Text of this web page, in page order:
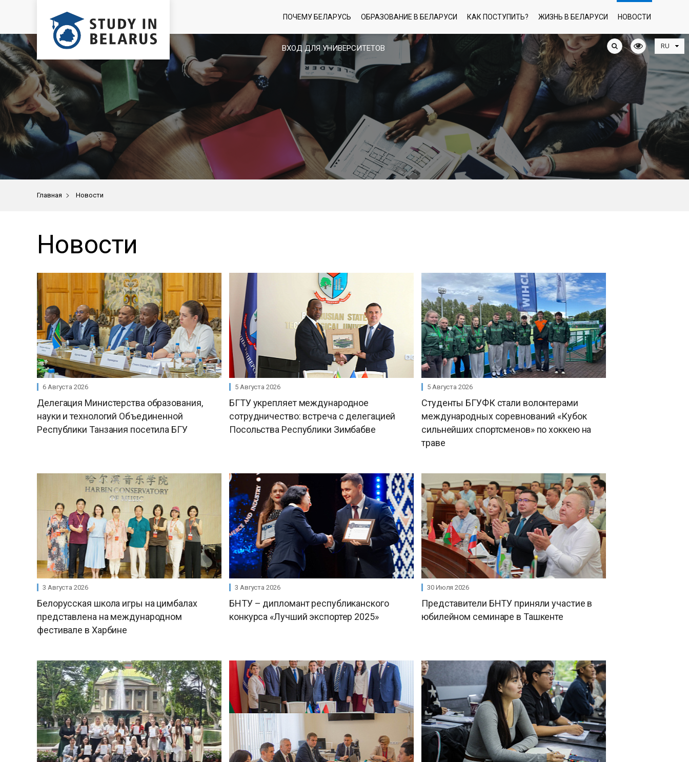
ВХОД ДЛЯ УНИВЕРСИТЕТОВ
ПОЧЕМУ БЕЛАРУСЬ ОБРАЗОВАНИЕ В БЕЛАРУСИ КАК ПОСТУПИТЬ? ЖИЗНЬ В БЕЛАРУСИ НОВОСТИ
Главная > Новости
Новости
6 Августа 2026
Делегация Министерства образования,
науки и технологий Объединенной
Республики Танзания посетила БГУ
5 Августа 2026
БГТУ укрепляет международное
сотрудничество: встреча с делегацией
Посольства Республики Зимбабве
5 Августа 2026
Студенты БГУФК стали волонтерами
международных соревнований «Кубок
сильнейших спортсменов» по хоккею на
траве
3 Августа 2026
Белорусская школа игры на цимбалах
представлена на международном
фестивале в Харбине
3 Августа 2026
БНТУ – дипломант республиканского
конкурса «Лучший экспортер 2025»
30 Июля 2026
Представители БНТУ приняли участие в
юбилейном семинаре в Ташкенте